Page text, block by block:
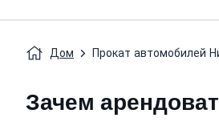
Дом Прокат автомобилей
Зачем